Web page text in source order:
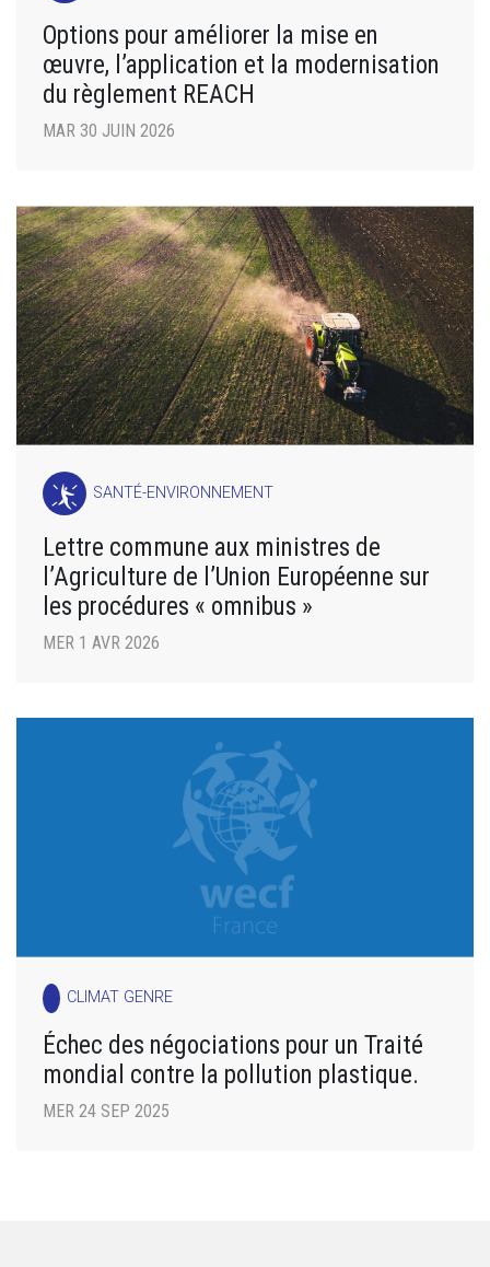
Options pour améliorer la mise en
œuvre, l’application et la modernisation
du règlement REACH
MAR 30 JUIN 2026
SANTÉ-ENVIRONNEMENT
Lettre commune aux ministres de
l’Agriculture de l’Union Européenne sur
les procédures « omnibus »
MER 1 AVR 2026
CLIMAT GENRE
Échec des négociations pour un Traité
mondial contre la pollution plastique.
MER 24 SEP 2025